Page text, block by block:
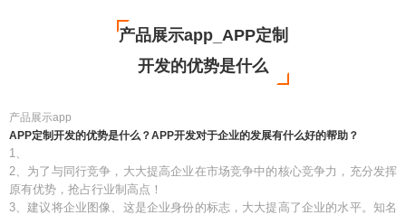
产品展示app_APP定制
开发的优势是什么
产品展示app
APP定制开发的优势是什么？APP开发对于企业的发展有什么好的帮助？
1、
2、为了与同行竞争，大大提高企业在市场竞争中的核心竞争力，充分发挥
原有优势，抢占行业制高点！
3、建议将企业图像、这是企业身份的标志，大大提高了企业的水平。知名